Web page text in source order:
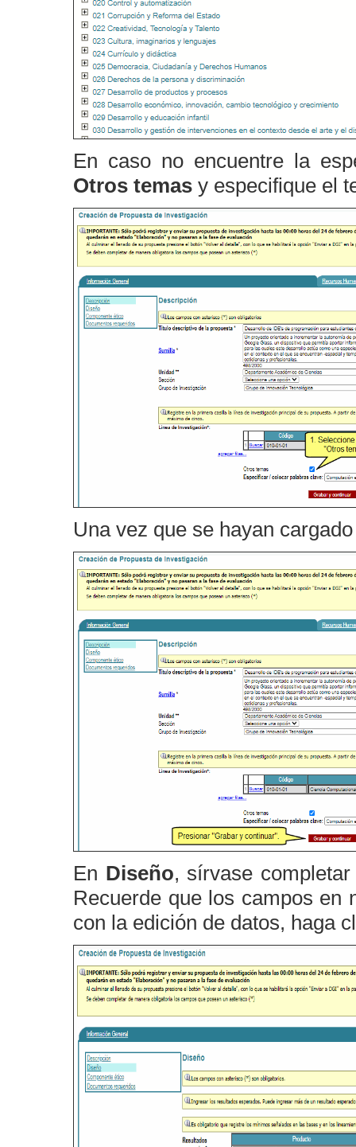
En caso no encuentre la
Otros temas y especifique el
Una vez que se hayan
En Diseño, sírvase
Recuerde que los campos en
con la edición de datos, haga